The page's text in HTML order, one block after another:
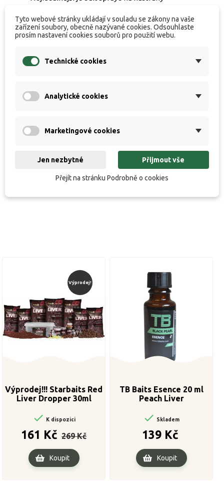
opakovaně. Do krabičky nástrah nadávkujte
vsáknutí průběžně nástrahy protřepávejte.
před nahozením – jsou skvělé pro okamžité
boilies, umělé kukuřice, zig-rig nástrah nebo
Balení 50ml
Výprodej!
Výprodej!!! Starbaits Red
Liver Dropper 30ml
 K dispozici
161 Kč
cena
269 Kč
Koupit
TB Baits Esence 20 ml
Peach Liver
 Skladem
139 Kč
Koupit
Tyto webové stránky ukládají v souladu se zákony na vaše
zařízení soubory, obecně nazývané cookies. Odsouhlaste
prosím nastavení cookies souborů pro použití webu.
Technické cookies
Analytické cookies
Marketingové cookies
Jen nezbytné Přijmout vše
Přejít na stránku Podrobně o cookies